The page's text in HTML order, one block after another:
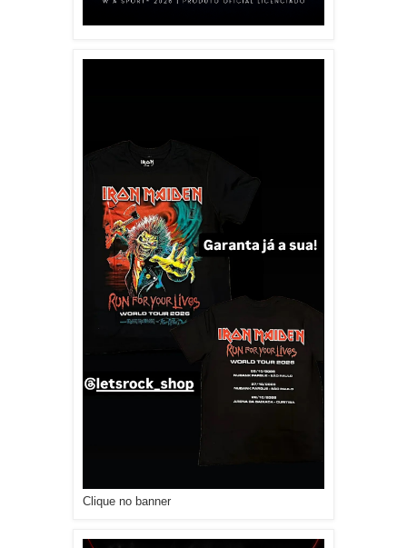
Clique no banner